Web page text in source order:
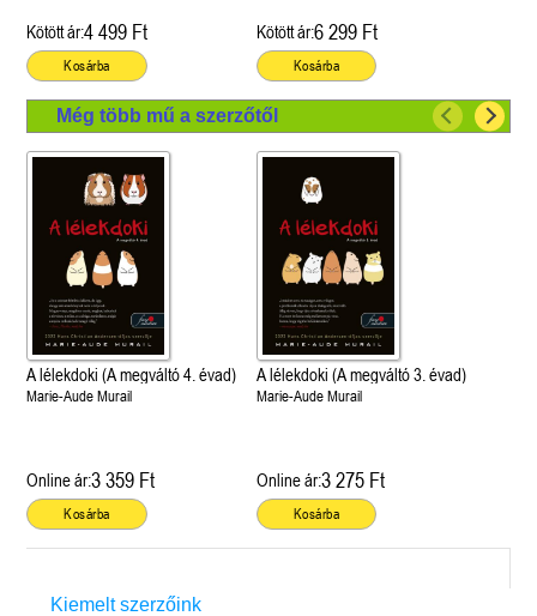
Kötött ár:4 499 Ft
Kosárba
Kötött ár:6 299 Ft
Kosárba
Még több mű a szerzőtől
A lélekdoki (A megváltó 4. évad)
Marie-Aude Murail
Online ár:3 359 Ft
Kosárba
A lélekdoki (A megváltó 3. évad)
Marie-Aude Murail
Online ár:3 275 Ft
Kosárba
Kiemelt szerzőink